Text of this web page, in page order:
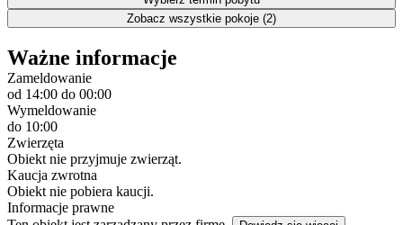
Zobacz wszystkie pokoje (2)
Ważne informacje
Zameldowanie
od 14:00 do 00:00
Wymeldowanie
do 10:00
Zwierzęta
Obiekt nie przyjmuje zwierząt.
Kaucja zwrotna
Obiekt nie pobiera kaucji.
Informacje prawne